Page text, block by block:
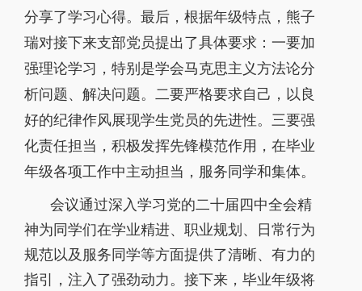
分享了学习心得。最后，根据年级特点，熊子
瑞对接下来支部党员提出了具体要求：一要加
强理论学习，特别是学会马克思主义方法论分
析问题、解决问题。二要严格要求自己，以良
好的纪律作风展现学生党员的先进性。三要强
化责任担当，积极发挥先锋模范作用，在毕业
年级各项工作中主动担当，服务同学和集体。
会议通过深入学习党的二十届四中全会精
神为同学们在学业精进、职业规划、日常行为
规范以及服务同学等方面提供了清晰、有力的
指引，注入了强劲动力。接下来，毕业年级将